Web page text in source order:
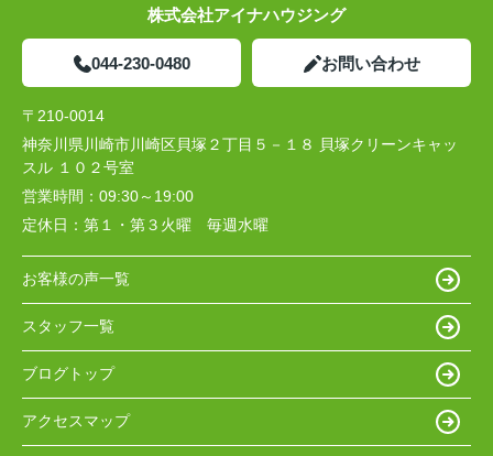
株式会社アイナハウジング
044-230-0480 お問い合わせ
〒210-0014
神奈川県川崎市川崎区貝塚２丁目５－１８ 貝塚クリーンキャッ
スル １０２号室
営業時間： 09:30～19:00
定休日： 第１・第３火曜 毎週水曜
お客様の声一覧
スタッフ一覧
ブログトップ
アクセスマップ